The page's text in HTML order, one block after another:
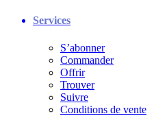
Services
S’abonner
Commander
Offrir
Trouver
Suivre
Conditions de vente